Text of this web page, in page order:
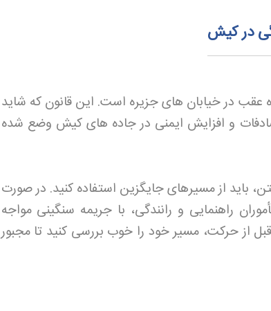
در کیش
عقب در خیابان های جزیره است. این قانون که شاید
و افزایش ایمنی در جاده های کیش وضع شده
باید از مسیرهای جایگزین استفاده کنید. در صورت
راهنمایی و رانندگی، با جریمه سنگینی مواجه
از حرکت، مسیر خود را خوب بررسی کنید تا مجبور